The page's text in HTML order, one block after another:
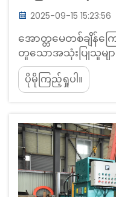
2025-09-15 15:23:56
အောတ္တမေတစ်ချိန်က
တူသောအသုံးပြုသူမ
များတွင် ROI ကိုနား
အောတ္တမေတစ်ချိန်က
အားထား၍ တူသောအ
စိတ်ချရသော အခြ
စဉ်းစားရမည့်အချက်
ပိုမိုကြည့်ရှုပါ။